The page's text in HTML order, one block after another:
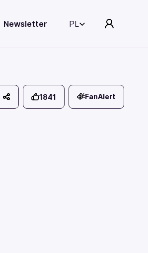
Newsletter PL
1841 FanAlert